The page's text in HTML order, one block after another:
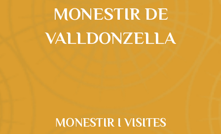
MONESTIR DE
VALLDONZELLA
MONESTIR I VISITES